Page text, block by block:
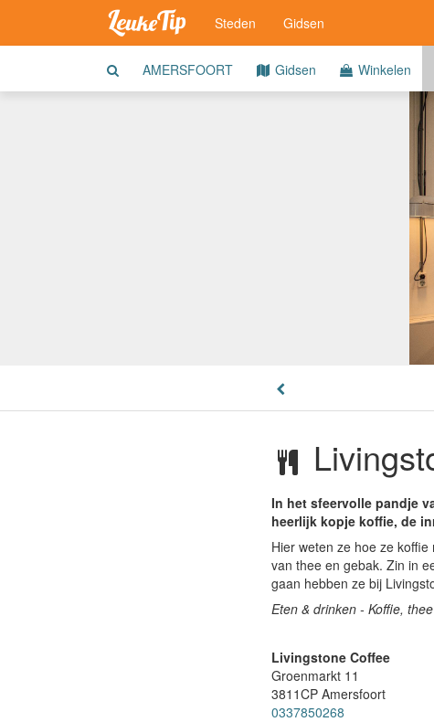
Steden Gidsen
AMERSFOORT Gidsen Winkelen
In het sfeervolle pandje
heerlijk kopje koffie, de
Hier weten ze hoe ze
van thee en gebak. Zin in
gaan hebben ze bij
Eten & drinken - Koffie,
Livingstone Coffee
Groenmarkt 11
3811CP Amersfoort
0337850268